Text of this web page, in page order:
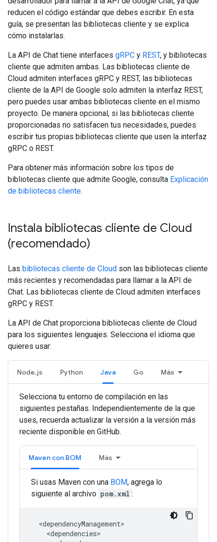
reducen el código estándar que debes escribir. En esta
guía, se presentan las bibliotecas cliente y se explica
cómo instalarlas.
La API de Chat tiene interfaces gRPC y REST, y bibliotecas
cliente que admiten ambas. Las bibliotecas cliente de
Cloud admiten interfaces gRPC y REST, las bibliotecas
cliente de la API de Google solo admiten la interfaz REST,
pero puedes usar ambas bibliotecas cliente en el mismo
proyecto. De manera opcional, si las bibliotecas cliente
proporcionadas no satisfacen tus necesidades, puedes
escribir tus propias bibliotecas cliente que usen la interfaz
gRPC o REST.
Para obtener más información sobre los tipos de
bibliotecas cliente que admite Google, consulta Explicación
de bibliotecas cliente.
Instala bibliotecas cliente de Cloud
(recomendado)
Las bibliotecas cliente de Cloud son las bibliotecas cliente
más recientes y recomendadas para llamar a la API de
Chat. Las bibliotecas cliente de Cloud admiten interfaces
gRPC y REST.
La API de Chat proporciona bibliotecas cliente de Cloud
para los siguientes lenguajes. Selecciona el idioma que
quieres usar:
Node.js Python Java Go Más
Selecciona tu entorno de compilación en las
siguientes pestañas. Independientemente de la que
uses, recuerda actualizar la versión a la versión más
reciente disponible en GitHub.
Maven con BOM Más
Si usas Maven con una BOM, agrega lo
siguiente al archivo pom.xml :